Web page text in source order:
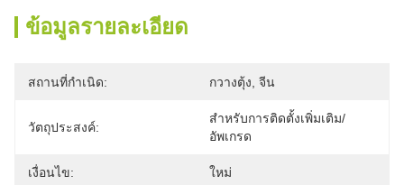
ข้อมูลรายละเอียด
สถานที่กำเนิด: กวางตุ้ง, จีน
วัตถุประสงค์:
สำหรับการติดตั้งเพิ่มเติม/
อัพเกรด
เงื่อนไข: ใหม่